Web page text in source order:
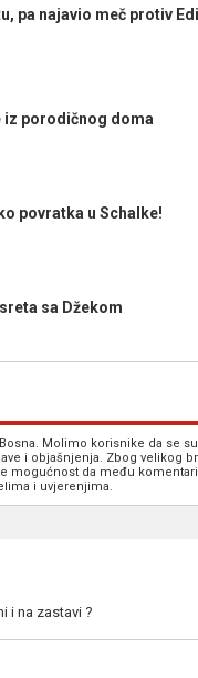
pa najavio meč protiv
iz porodičnog doma
povratka u Schalke!
sa Džekom
Molimo korisnike da se
i objašnjenja. Zbog velikog
mogućnost da među
i uvjerenjima.
i na zastavi ?